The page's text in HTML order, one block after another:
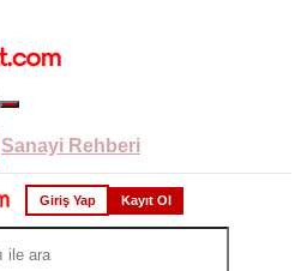
Sanayi Rehberi
Giriş Yap Kayıt Ol